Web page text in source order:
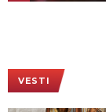
VESTI